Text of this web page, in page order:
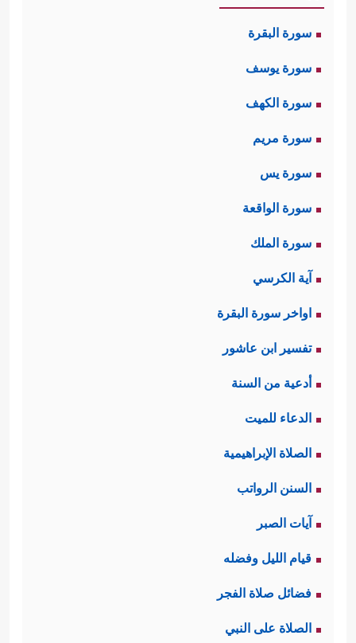
سورة البقرة
سورة يوسف
سورة الكهف
سورة مريم
سورة يس
سورة الواقعة
سورة الملك
آية الكرسي
اواخر سورة البقرة
تفسير ابن عاشور
أدعية من السنة
الدعاء للميت
الصلاة الإبراهيمية
السنن الرواتب
آيات الصبر
قيام الليل وفضله
فضائل صلاة الفجر
الصلاة على النبي